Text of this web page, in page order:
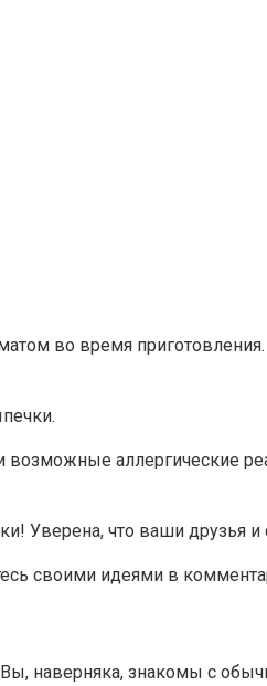
во время приготовления.
возможные аллергические
Уверена, что ваши друзья и
своими идеями в
Вы, наверняка, знакомы с